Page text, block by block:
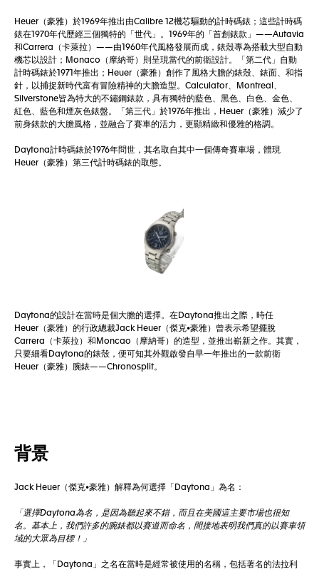
Heuer（豪雅）於1969年推出由Calibre 12機芯驅動的計時碼錶；這些計時碼
錶在1970年代歷經三個獨特的「世代」。1969年的「首創錶款」——Autavia
和Carrera（卡萊拉）——由1960年代風格發展而成，錶殼專為搭載大型自動
機芯以設計；Monaco（摩納哥）則呈現當代的前衛設計。「第二代」自動
計時碼錶於1971年推出；Heuer（豪雅）創作了風格大膽的錶殼、錶面、和指
針，以捕捉新時代富有冒險精神的大膽造型。Calculator、Montreal、
Silverstone皆為特大的不鏽鋼錶款，具有獨特的藍色、黑色、白色、金色、
紅色、藍色和煙灰色錶盤。「第三代」於1976年推出，Heuer（豪雅）減少了
前身錶款的大膽風格，並融合了賽車的活力，更顯精緻和優雅的格調。
Daytona計時碼錶於1976年問世，其名取自其中一個傳奇賽車場，體現
Heuer（豪雅）第三代計時碼錶的取態。
Daytona的設計在當時是個大膽的選擇。在Daytona推出之際，時任
Heuer（豪雅）的行政總裁Jack Heuer（傑克•豪雅）曾表示希望擺脫
Carrera（卡萊拉）和Moncao（摩納哥）的造型，並推出嶄新之作。其實，
只要細看Daytona的錶殼，便可知其外觀啟發自早一年推出的一款前衛
Heuer（豪雅）腕錶——Chronosplit。
背景
Jack Heuer（傑克•豪雅）解釋為何選擇「Daytona」為名：
「選擇Daytona為名，是因為聽起來不錯，而且在美國這主要市場也很知
名。基本上，我們許多的腕錶都以賽道而命名，間接地表明我們真的以賽車領
域的大眾為目標！」
事實上，「Daytona」之名在當時是經常被使用的名稱，包括著名的法拉利